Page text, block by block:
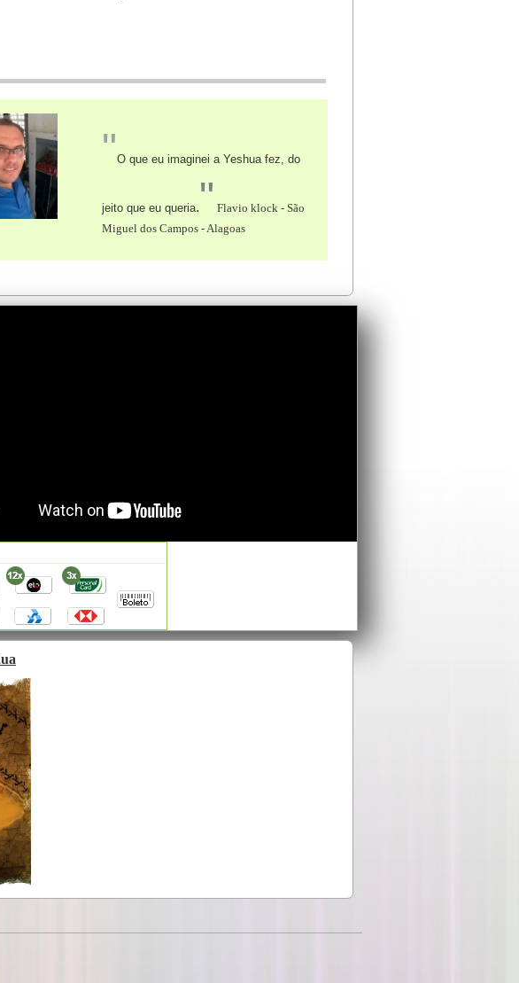
"O que eu imaginei a Yeshua fez, do
jeito que eu queria." Flavio klock - São
Miguel dos Campos - Alagoas